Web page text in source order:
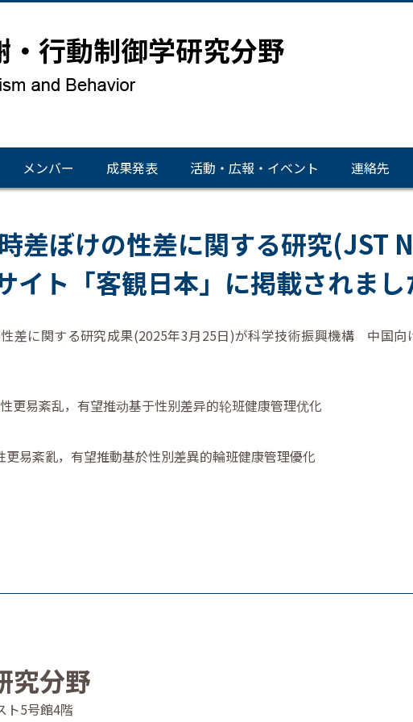
メンバー 成果発表 活動・広報・イベント 連絡先
差ぼけの性差に関する研究(JST
イト「客観日本」に掲載されまし
差に関する研究成果(2025年3月25日)が科学技術振興機構 中国向
更易紊乱，有望推动基于性别差异的轮班健康管理优化
易紊亂，有望推動基於性別差異的輪班健康管理優化
究分野
ト5号館4階